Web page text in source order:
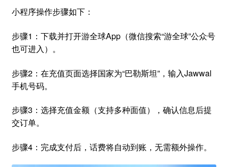
小程序操作步骤如下：
步骤1：下载并打开游全球App（微信搜索“游全球”公众号
也可进入）。
步骤2：在充值页面选择国家为“巴勒斯坦”，输入Jawwal
手机号码。
步骤3：选择充值金额（支持多种面值），确认信息后提
交订单。
步骤4：完成支付后，话费将自动到账，无需额外操作。